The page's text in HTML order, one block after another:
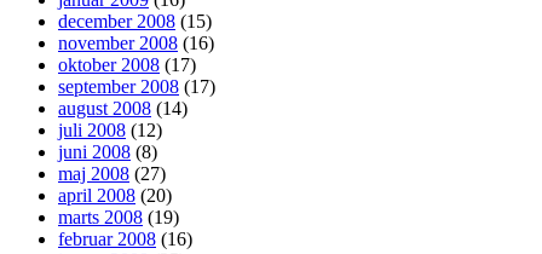
december 2008 (15)
november 2008 (16)
oktober 2008 (17)
september 2008 (17)
august 2008 (14)
juli 2008 (12)
juni 2008 (8)
maj 2008 (27)
april 2008 (20)
marts 2008 (19)
februar 2008 (16)